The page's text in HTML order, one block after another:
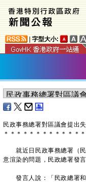
字型大小:
民政事務總署對區議會提出
＊ ＊ ＊ ＊ ＊ ＊ ＊ ＊ ＊ ＊ ＊ ＊ ＊
就近日民政事務總署（民
意渲染的問題，民政總署發
發言人說：「民政總署和